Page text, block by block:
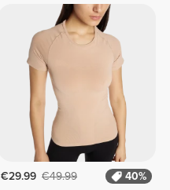
€29.99 €49.99
40%